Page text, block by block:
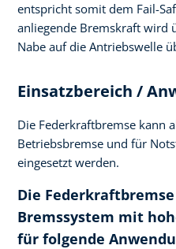
entspricht somit dem Fail-
anliegende Bremskraft wird
Nabe auf die Antriebswelle
Einsatzbereich /
Die Federkraftbremse kann
Betriebsbremse und für
eingesetzt werden.
Die
Bremssystem mit
für folgende